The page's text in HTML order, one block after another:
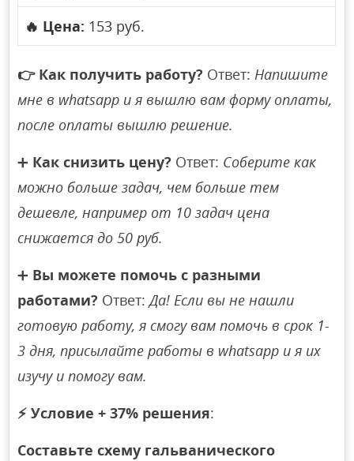
🔥 Цена: 153 руб.
👉 Как получить работу? Ответ:Напишите
мне в whatsapp и я вышлю вам форму оплаты,
после оплаты вышлю решение.
➕ Как снизить цену? Ответ: Соберите как
можно больше задач, чем больше тем
дешевле, например от 10 задач цена
снижается до 50 руб.
➕ Вы можете помочь с разными
работами? Ответ:Да! Если вы не нашли
готовую работу, я смогу вам помочь в срок 1-
3 дня, присылайте работы в whatsapp и я их
изучу и помогу вам.
⚡ Условие + 37% решения:
Составьте схему гальванического